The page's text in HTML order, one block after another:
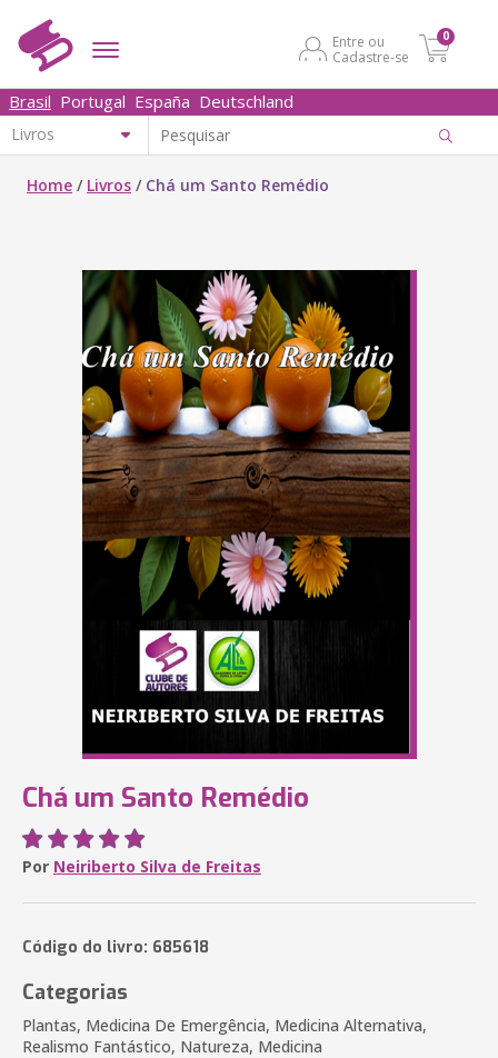
Entre ou
Cadastre-se
0
Brasil Portugal España Deutschland
Home / Livros / Chá um Santo Remédio
Chá um Santo Remédio
Por Neiriberto Silva de Freitas
Código do livro: 685618
Categorias
Plantas, Medicina De Emergência, Medicina Alternativa,
Realismo Fantástico, Natureza, Medicina